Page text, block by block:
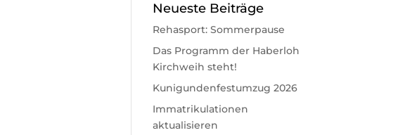
Neueste Beiträge
Rehasport: Sommerpause
Das Programm der Haberloh
Kirchweih steht!
Kunigundenfestumzug 2026
Immatrikulationen
aktualisieren